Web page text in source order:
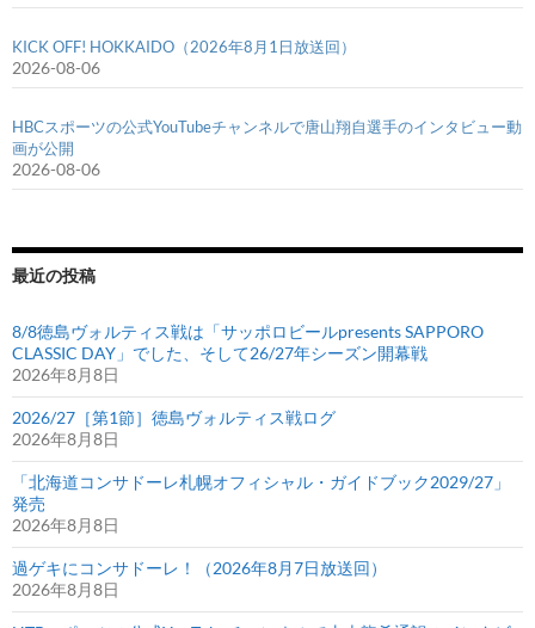
KICK OFF! HOKKAIDO（2026年8月1日放送回）
2026-08-06
HBCスポーツの公式YouTubeチャンネルで唐山翔自選手のインタビュー動
画が公開
2026-08-06
最近の投稿
8/8徳島ヴォルティス戦は「サッポロビールpresents SAPPORO
CLASSIC DAY」でした、そして26/27年シーズン開幕戦
2026年8月8日
2026/27［第1節］徳島ヴォルティス戦ログ
2026年8月8日
「北海道コンサドーレ札幌オフィシャル・ガイドブック2029/27」
発売
2026年8月8日
過ゲキにコンサドーレ！（2026年8月7日放送回）
2026年8月8日